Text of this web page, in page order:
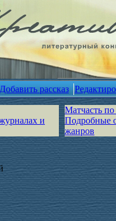
Добавить рассказ
и
Матчасть
Подробные
жанров